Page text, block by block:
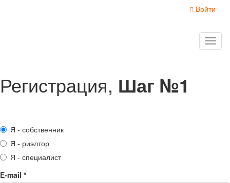
Войти
Регистрация, Шаг №1
Я - собственник
Я - риэлтор
Я - специалист
E-mail *